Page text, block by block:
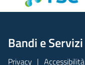
Bandi e Servizi
Privacy Accessibilità